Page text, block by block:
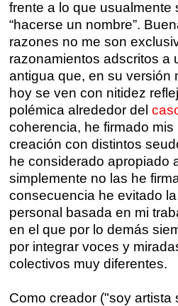
frente a lo que usualmente
“hacerse un nombre”.
razones no me son
razonamientos adscritos a
antigua que, en su versión
hoy se ven con nitidez
polémica alrededor del
coherencia, he firmado
creación con distintos
he considerado apropiado
simplemente no las he
consecuencia he evitado
personal basada en mi
en el que por lo demás
por integrar voces y
colectivos muy diferentes.
Como creador ("soy artista